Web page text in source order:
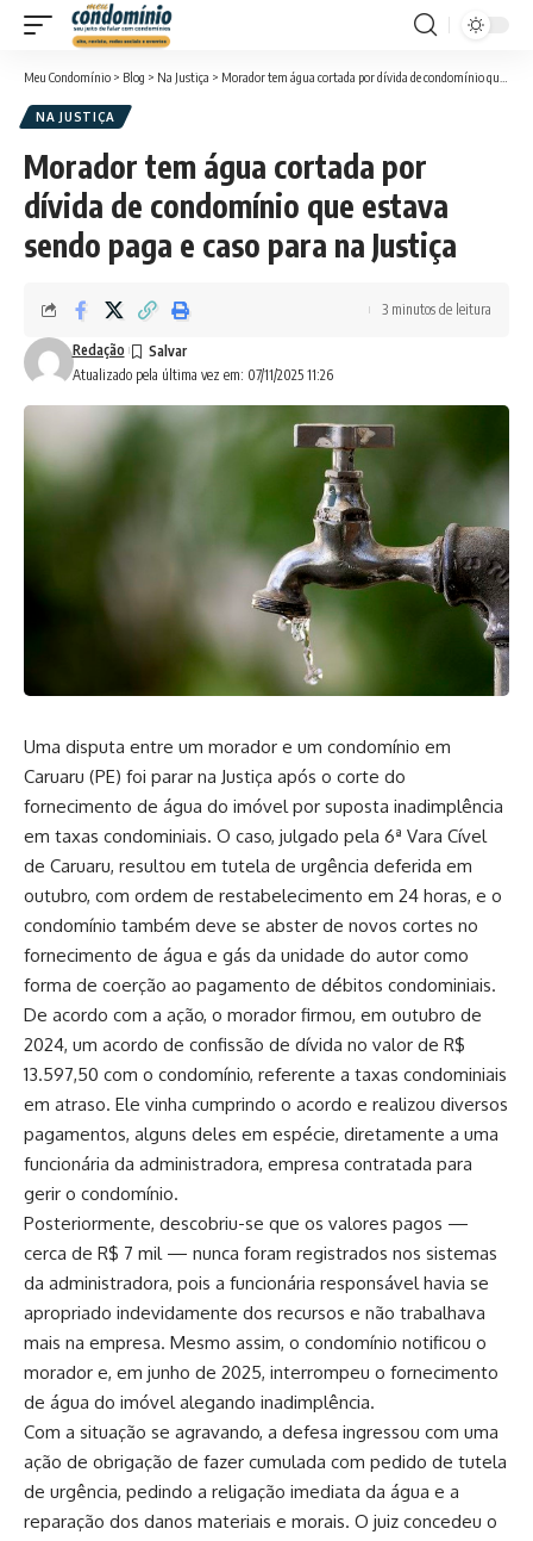
Meu Condomínio > Blog > Na Justiça > Morador tem água cortada por dívida de condomínio que estava sendo paga e caso para na Justiça
NA JUSTIÇA
Morador tem água cortada por
dívida de condomínio que estava
sendo paga e caso para na Justiça
Atualizado pela última vez em: 07/11/2025 11:26
Redação
3 minutos de leitura
Uma disputa entre um morador e um condomínio em
Caruaru (PE) foi parar na Justiça após o corte do
fornecimento de água do imóvel por suposta inadimplência
em taxas condominiais. O caso, julgado pela 6ª Vara Cível
de Caruaru, resultou em tutela de urgência deferida em
outubro, com ordem de restabelecimento em 24 horas, e o
condomínio também deve se abster de novos cortes no
fornecimento de água e gás da unidade do autor como
forma de coerção ao pagamento de débitos condominiais.
De acordo com a ação, o morador firmou, em outubro de
2024, um acordo de confissão de dívida no valor de R$
13.597,50 com o condomínio, referente a taxas condominiais
em atraso. Ele vinha cumprindo o acordo e realizou diversos
pagamentos, alguns deles em espécie, diretamente a uma
funcionária da administradora, empresa contratada para
gerir o condomínio.
Posteriormente, descobriu-se que os valores pagos —
cerca de R$ 7 mil — nunca foram registrados nos sistemas
da administradora, pois a funcionária responsável havia se
apropriado indevidamente dos recursos e não trabalhava
mais na empresa. Mesmo assim, o condomínio notificou o
morador e, em junho de 2025, interrompeu o fornecimento
de água do imóvel alegando inadimplência.
Com a situação se agravando, a defesa ingressou com uma
ação de obrigação de fazer cumulada com pedido de tutela
de urgência, pedindo a religação imediata da água e a
reparação dos danos materiais e morais. O juiz concedeu o